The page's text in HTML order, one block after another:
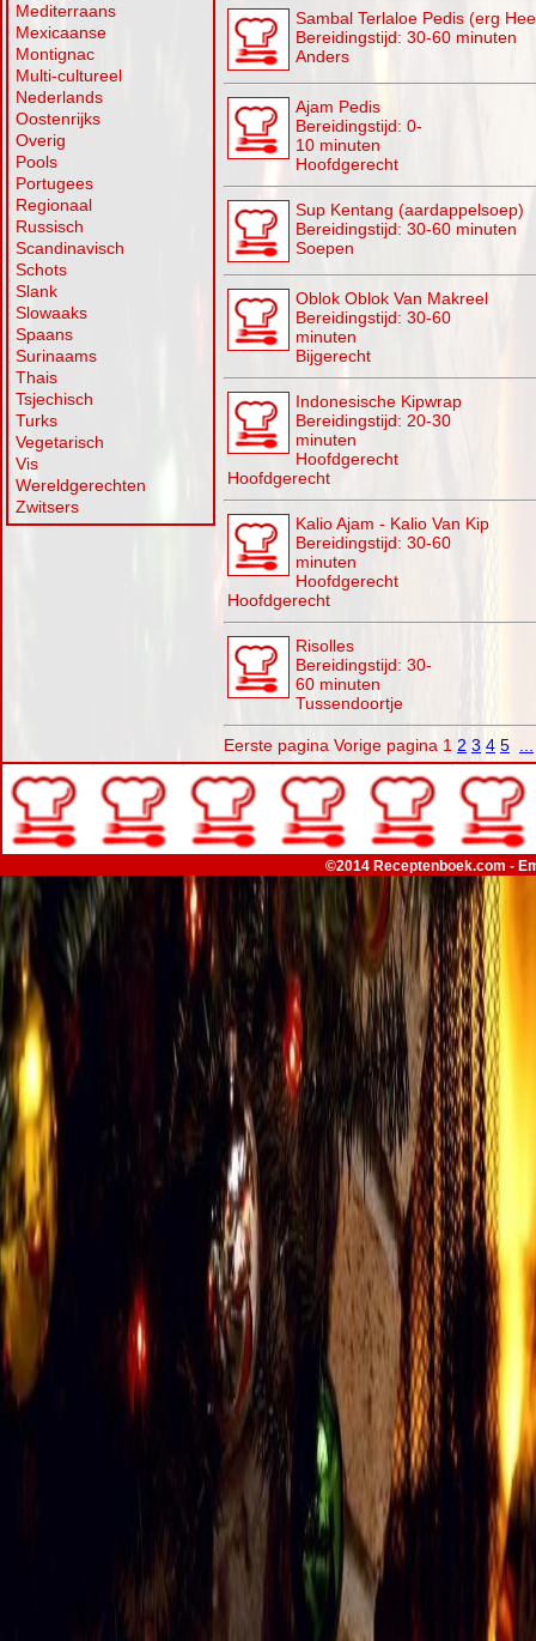
Mediterraans
Mexicaanse
Montignac
Multi-cultureel
Nederlands
Oostenrijks
Overig
Pools
Portugees
Regionaal
Russisch
Scandinavisch
Schots
Slank
Slowaaks
Spaans
Surinaams
Thais
Tsjechisch
Turks
Vegetarisch
Vis
Wereldgerechten
Zwitsers
Sambal Terlaloe Pedis (erg
Bereidingstijd: 30-60 minuten
Anders
Ajam Pedis
Bereidingstijd: 0-
10 minuten
Hoofdgerecht
Sup Kentang (aardappelsoep)
Bereidingstijd: 30-60 minuten
Soepen
Oblok Oblok Van Makreel
Bereidingstijd: 30-60
minuten
Bijgerecht
Indonesische Kipwrap
Bereidingstijd: 20-30
minuten
Hoofdgerecht
Hoofdgerecht
Kalio Ajam - Kalio Van Kip
Bereidingstijd: 30-60
minuten
Hoofdgerecht
Hoofdgerecht
Risolles
Bereidingstijd: 30-
60 minuten
Tussendoortje
Eerste pagina Vorige pagina 1 2 3 4 5
©2014 Receptenboek.com -